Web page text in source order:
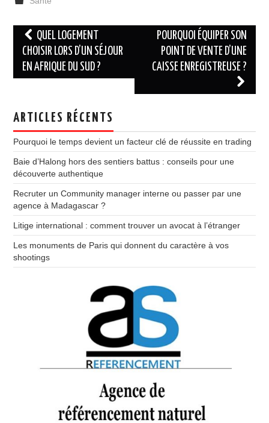
Navigation
des
articles
QUEL LOGEMENT
CHOISIR LORS D’UN SÉJOUR
EN AFRIQUE DU SUD ?
POURQUOI ÉQUIPER SON
POINT DE VENTE D’UNE
CAISSE ENREGISTREUSE ?
ARTICLES RÉCENTS
Pourquoi le temps devient un facteur clé de réussite en trading
Baie d’Halong hors des sentiers battus : conseils pour une
découverte authentique
Recruter un Community manager interne ou passer par une
agence à Madagascar ?
Litige international : comment trouver un avocat à l’étranger
Les monuments de Paris qui donnent du caractère à vos
shootings